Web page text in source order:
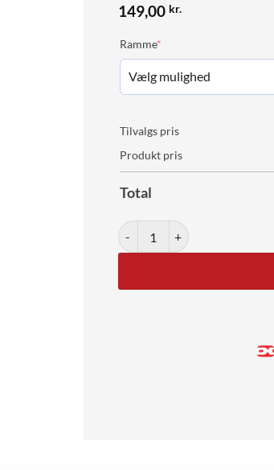
149,00 kr.
Ramme*(required)
Tilvalgs pris
Produkt pris
Total
Vine Illustration antal